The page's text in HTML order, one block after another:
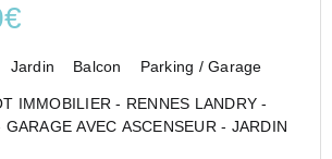
Jardin Balcon Parking / Garage
IMMOBILIER - RENNES LANDRY -
AVEC ASCENSEUR - JARDIN